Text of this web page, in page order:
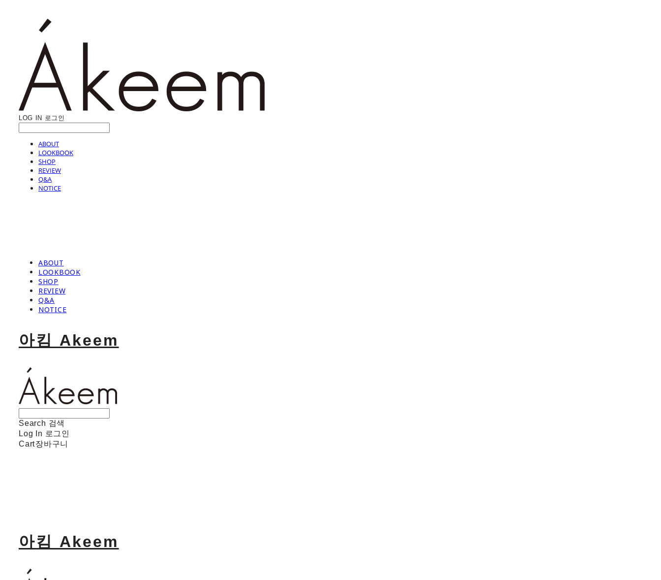
LOG IN 로그인
ABOUT
LOOKBOOK
SHOP
REVIEW
Q&A
NOTICE
ABOUT
LOOKBOOK
SHOP
REVIEW
Q&A
NOTICE
아킴 Akeem
Search 검색
Log In 로그인
Cart장바구니
아킴 Akeem